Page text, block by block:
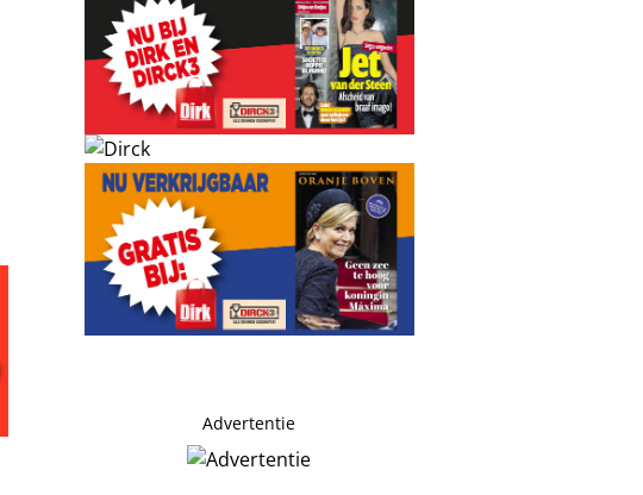
aan Jerney Kaagman
zag in Kaagman perfecte minister van Cultuur
Advertentie